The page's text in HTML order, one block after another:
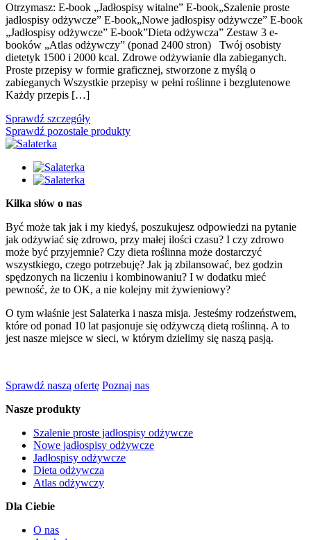
Otrzymasz: E-book „Jadłospisy witalne” E-book„Szalenie proste
jadłospisy odżywcze” E-book„Nowe jadłospisy odżywcze” E-book
„Jadłospisy odżywcze” E-book”Dieta odżywcza” Zestaw 3 e-
booków „Atlas odżywczy” (ponad 2400 stron) Twój osobisty
dietetyk 1500 i 2000 kcal. Zdrowe odżywianie dla zabieganych.
Proste przepisy w formie graficznej, stworzone z myślą o
zabieganych Wszystkie przepisy w pełni roślinne i bezglutenowe
Każdy przepis […]
Sprawdź szczegóły
Sprawdź pozostałe produkty
Kilka słów o nas
Być może tak jak i my kiedyś, poszukujesz odpowiedzi na pytanie
jak odżywiać się zdrowo, przy małej ilości czasu? I czy zdrowo
może być przyjemnie? Czy dieta roślinna może dostarczyć
wszystkiego, czego potrzebuję? Jak ją zbilansować, bez godzin
spędzonych na liczeniu i kombinowaniu? I w dodatku mieć
pewność, że to OK, a nie kolejny mit żywieniowy?
O tym właśnie jest Salaterka i nasza misja. Jesteśmy rodzeństwem,
które od ponad 10 lat pasjonuje się odżywczą dietą roślinną. A to
jest nasze miejsce w sieci, w którym dzielimy się naszą pasją.
Sprawdź naszą ofertę Poznaj nas
Nasze produkty
Szalenie proste jadłospisy odżywcze
Nowe jadłospisy odżywcze
Jadłospisy odżywcze
Dieta odżywcza
Atlas odżywczy
Dla Ciebie
O nas